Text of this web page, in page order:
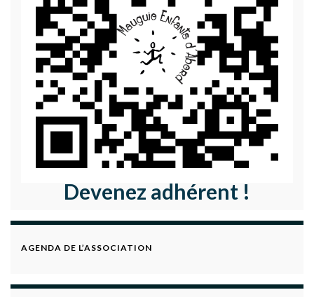
Devenez adhérent !
AGENDA DE L’ASSOCIATION